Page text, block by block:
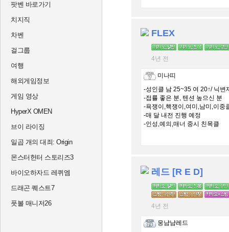
팟벤 바로가기
치지직
차벤
걸그룹
여행
해외게임정보
게임 영상
HyperX OMEN
브이 라이징
일곱 개의 대죄: Origin
몬스터헌터 스토리즈3
바이오하자드 레퀴엠
드래곤 퀘스트7
풋볼 매니저26
FLEX
4년 전
미나띠
-성인클 남 25~35 여 20↑/ 닉변
-접률 좋은 분, 텐션 높으신 분
-욕쟁이,핵쟁이,여미,남미,이중
-매 달 내전 진행 예정
-인성,예의,매너 중시 친목클
레드 [R E D]
4년 전
웅냠냠레드